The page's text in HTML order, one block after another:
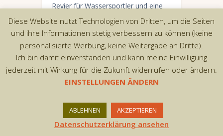
Revier für Wassersportler und eine
der beliebtesten Ferienregionen.
Copyright © 2026 by AxiomThemes. All rights
reserved.
Diese Website nutzt Technologien von Dritten, um die Seiten
und ihre Informationen stetig verbessern zu können (keine
personalisierte Werbung, keine Weitergabe an Dritte).
Ich bin damit einverstanden und kann meine Einwilligung
jederzeit mit Wirkung für die Zukunft widerrufen oder ändern.
EINSTELLUNGEN ÄNDERN
ABLEHNEN AKZEPTIEREN
Datenschutzerklärung ansehen